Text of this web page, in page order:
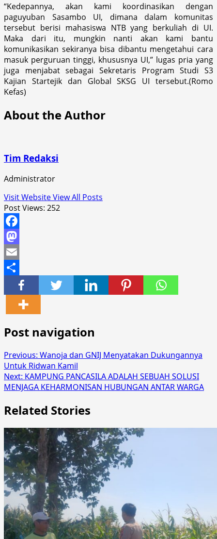
“Kedepannya, akan kami koordinasikan dengan
paguyuban Sasambo UI, dimana dalam komunitas
tersebut berisi mahasiswa NTB yang berkuliah di UI.
Maka dari itu, mungkin nanti akan kami bantu
komunikasikan sekiranya bisa dibantu mengetahui cara
masuk perguruan tinggi, khususnya UI,” lugas pria yang
juga menjabat sebagai Sekretaris Program Studi S3
Kajian Startejik dan Global SKSG UI tersebut.(Romo
Kefas)
About the Author
Tim Redaksi
Administrator
Visit WebsiteView All Posts
Post Views: 252
Facebook
Mastodon
Email
Share
Post navigation
Previous: Wanoja dan GNIJ Menyatakan Dukungannya
Untuk Ridwan Kamil
Next: KAMPUNG PANCASILA ADALAH SEBUAH SOLUSI
MENJAGA KEHARMONISAN HUBUNGAN ANTAR WARGA
Related Stories